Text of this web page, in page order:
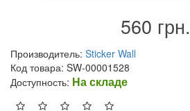
560 грн.
Производитель: Sticker Wall
Код товара: SW-00001528
Доступность: На складе